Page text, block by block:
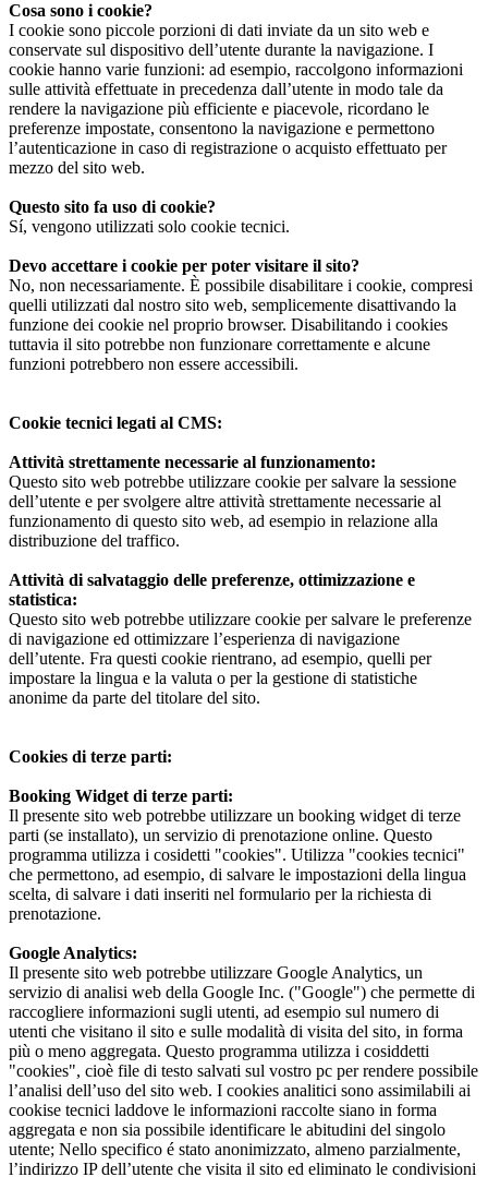
Cosa sono i cookie?
I cookie sono piccole porzioni di dati inviate da un sito web e
conservate sul dispositivo dell’utente durante la navigazione. I
cookie hanno varie funzioni: ad esempio, raccolgono informazioni
sulle attività effettuate in precedenza dall’utente in modo tale da
rendere la navigazione più efficiente e piacevole, ricordano le
preferenze impostate, consentono la navigazione e permettono
l’autenticazione in caso di registrazione o acquisto effettuato per
mezzo del sito web.
Questo sito fa uso di cookie?
Sí, vengono utilizzati solo cookie tecnici.
Devo accettare i cookie per poter visitare il sito?
No, non necessariamente. È possibile disabilitare i cookie, compresi
quelli utilizzati dal nostro sito web, semplicemente disattivando la
funzione dei cookie nel proprio browser. Disabilitando i cookies
tuttavia il sito potrebbe non funzionare correttamente e alcune
funzioni potrebbero non essere accessibili.
Cookie tecnici legati al CMS:
Attività strettamente necessarie al funzionamento:
Questo sito web potrebbe utilizzare cookie per salvare la sessione
dell’utente e per svolgere altre attività strettamente necessarie al
funzionamento di questo sito web, ad esempio in relazione alla
distribuzione del traffico.
Attività di salvataggio delle preferenze, ottimizzazione e
statistica:
Questo sito web potrebbe utilizzare cookie per salvare le preferenze
di navigazione ed ottimizzare l’esperienza di navigazione
dell’utente. Fra questi cookie rientrano, ad esempio, quelli per
impostare la lingua e la valuta o per la gestione di statistiche
anonime da parte del titolare del sito.
Cookies di terze parti:
Booking Widget di terze parti:
Il presente sito web potrebbe utilizzare un booking widget di terze
parti (se installato), un servizio di prenotazione online. Questo
programma utilizza i cosidetti "cookies". Utilizza "cookies tecnici"
che permettono, ad esempio, di salvare le impostazioni della lingua
scelta, di salvare i dati inseriti nel formulario per la richiesta di
prenotazione.
Google Analytics:
Il presente sito web potrebbe utilizzare Google Analytics, un
servizio di analisi web della Google Inc. ("Google") che permette di
raccogliere informazioni sugli utenti, ad esempio sul numero di
utenti che visitano il sito e sulle modalità di visita del sito, in forma
più o meno aggregata. Questo programma utilizza i cosiddetti
"cookies", cioè file di testo salvati sul vostro pc per rendere possibile
l’analisi dell’uso del sito web. I cookies analitici sono assimilabili ai
cookise tecnici laddove le informazioni raccolte siano in forma
aggregata e non sia possibile identificare le abitudini del singolo
utente; Nello specifico é stato anonimizzato, almeno parzialmente,
l’indirizzo IP dell’utente che visita il sito ed eliminato le condivisioni